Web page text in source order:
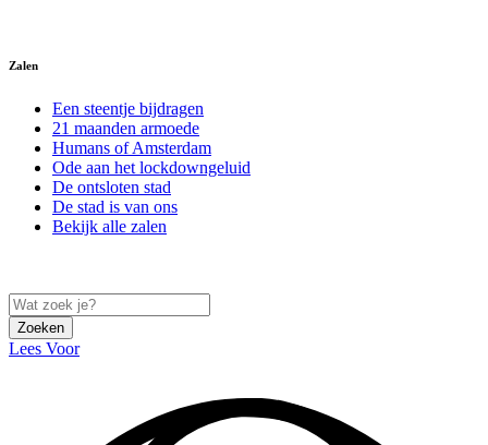
Zalen
Een steentje bijdragen
21 maanden armoede
Humans of Amsterdam
Ode aan het lockdowngeluid
De ontsloten stad
De stad is van ons
Bekijk alle zalen
Zoeken
Lees Voor